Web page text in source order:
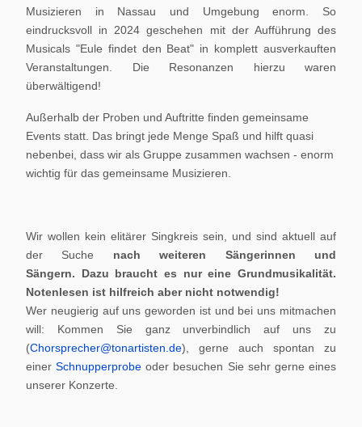
Musizieren in Nassau und Umgebung enorm. So
eindrucksvoll in 2024 geschehen mit der Aufführung des
Musicals "Eule findet den Beat" in komplett ausverkauften
Veranstaltungen. Die Resonanzen hierzu waren
überwältigend!
Außerhalb der Proben und Auftritte finden gemeinsame
Events statt. Das bringt jede Menge Spaß und hilft quasi
nebenbei, dass wir als Gruppe zusammen wachsen - enorm
wichtig für das gemeinsame Musizieren.
Wir wollen kein elitärer Singkreis sein, und sind aktuell auf
der Suche nach weiteren Sängerinnen und
Sängern. Dazu braucht es nur eine Grundmusikalität.
Notenlesen ist hilfreich aber nicht notwendig!
Wer neugierig auf uns geworden ist und bei uns mitmachen
will: Kommen Sie ganz unverbindlich auf uns zu
(Chorsprecher@tonartisten.de), gerne auch spontan zu
einerSchnupperprobe oder besuchen Sie sehr gerne eines
unserer Konzerte.